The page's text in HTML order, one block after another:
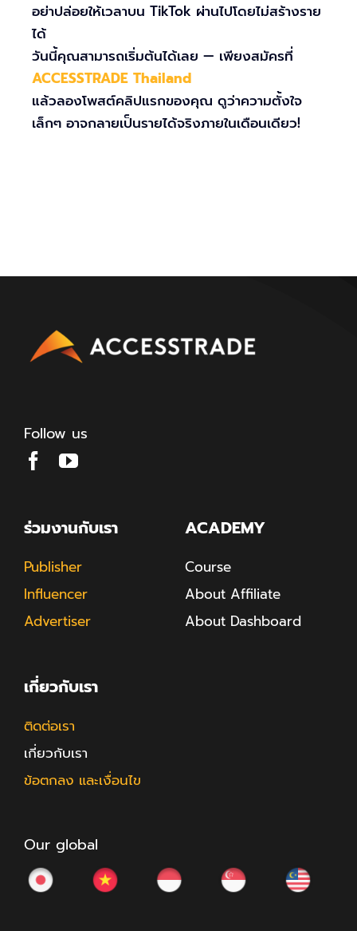
อย่าปล่อยให้เวลาบน TikTok ผ่านไปโดยไม่สร้างราย
ได้
วันนี้คุณสามารถเริ่มต้นได้เลย — เพียงสมัครที่
ACCESSTRADE Thailand
แล้วลองโพสต์คลิปแรกของคุณ ดูว่าความตั้งใจ
เล็กๆ อาจกลายเป็นรายได้จริงภายในเดือนเดียว!
Follow us
ร่วมงานกับเรา
Publisher
Influencer
Advertiser
ACADEMY
Course
About Affiliate
About Dashboard
เกี่ยวกับเรา
ติดต่อเรา
เกี่ยวกับเรา
ข้อตกลง และเงื่อนไข
Our global